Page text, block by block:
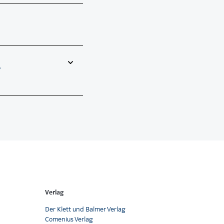
Verlag
Der Klett und Balmer Verlag
Comenius Verlag